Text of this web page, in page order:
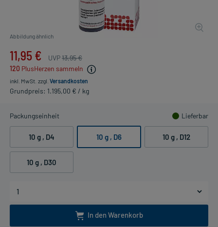
Abbildung ähnlich
11,95 € UVP13,95 €
120 PlusHerzen sammeln
inkl. MwSt. zzgl. Versandkosten
Grundpreis: 1.195,00 € / kg
Packungseinheit Lieferbar
10 g , D4 10 g , D6 10 g , D12
10 g , D30
In den Warenkorb